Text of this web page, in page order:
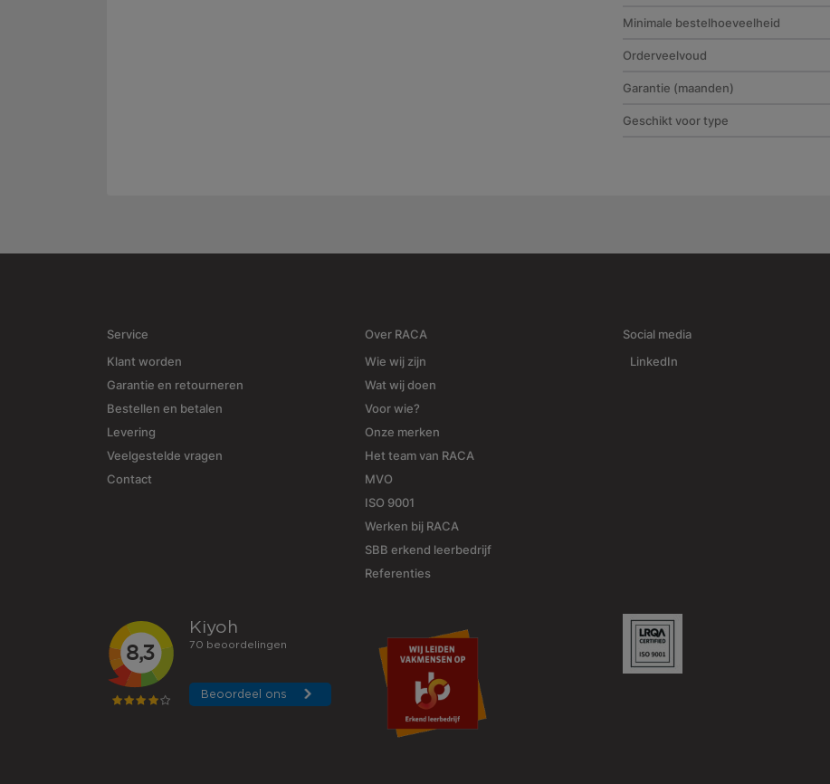
Minimale bestelhoeveelheid
Orderveelvoud
Garantie (maanden)
Geschikt voor type
Service
Klant worden
Garantie en retourneren
Bestellen en betalen
Levering
Veelgestelde vragen
Contact
Over RACA
Wie wij zijn
Wat wij doen
Voor wie?
Onze merken
Het team van RACA
MVO
ISO 9001
Werken bij RACA
SBB erkend leerbedrijf
Referenties
Social media
LinkedIn